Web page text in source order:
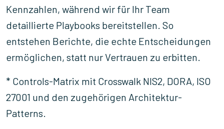
Kennzahlen, während wir für Ihr Team
detaillierte Playbooks bereitstellen. So
entstehen Berichte, die echte Entscheidungen
ermöglichen, statt nur Vertrauen zu erbitten.
* Controls-Matrix mit Crosswalk NIS2, DORA, ISO
27001 und den zugehörigen Architektur-
Patterns.